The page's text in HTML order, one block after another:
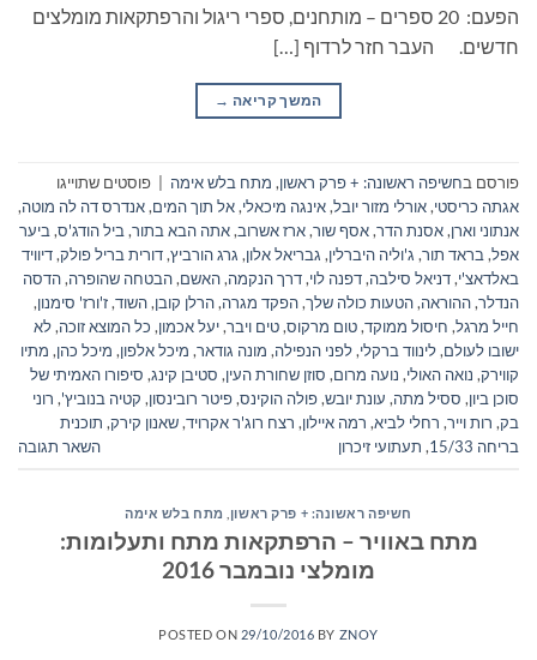
הפעם: 20 ספרים – מותחנים, ספרי ריגול והרפתקאות מומלצים
חדשים. העבר חזר לרדוף […]
המשך קריאה →
פורסם בחשיפה ראשונה: + פרק ראשון, מתח בלש אימה
פוסטים שתוייגו
אגתה כריסטי,אורלי מזור יובל,אינגה מיכאלי,אל תוך המים,אנדרס דה לה מוטה,
אנתוני וארן,אסנת הדר,אסף שור,ארז אשרוב,אתה הבא בתור,ביל הודג'ס,ביער
אפל,בראד תור, ג'וליה היברלין, גבריאל אלון, גרג הורביץ,דורית בריל פולק,דיוויד
באלדאצ'י,דניאל סילבה,דפנה לוי,דרך הנקמה,האשם,הבטחה שהופרה,הדסה
הנדלר,ההוראה,הטעות כולה שלך,הפקד מגרה,הרלן קובן,השוד,ז'ורז' סימנון,
חייל מרגל, חיסול ממוקד,טום מרקוס,טים ויבר,יעל אכמון, כל המוצא זוכה,לא
ישובו לעולם,לינווד ברקלי,לפני הנפילה, מונה גודאר, מיכל אלפון, מיכל כהן, מתיו
קווירק, נואה האולי, נועה מרום, סוזן שחורת העין, סטיבן קינג, סיפורו האמיתי של
סוכן ביון, ססיל מתה, עונת יובש,פולה הוקינס,פיטר רובינסון, קטיה בנוביץ', רוני
בק, רות וייר, רחלי לביא, רמה איילון, רצח רוג'ר אקרויד,שאנון קירק, תוכנית
בריחה 15/33
, תעתועי זיכרון השאר תגובה
חשיפה ראשונה: + פרק ראשון מתח בלש אימה
מתח באוויר – הרפתקאות מתח ותעלומות:
מומלצי נובמבר 2016
POSTED ON 29/10/2016 BY ZNOY